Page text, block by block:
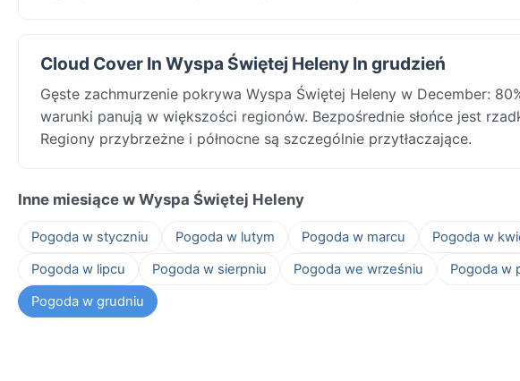
Cloud Cover In Wyspa Świętej Heleny In grudzień
Gęste zachmurzenie pokrywa Wyspa Świętej Heleny w December:
warunki panują w większości regionów. Bezpośrednie słońce jest
Regiony przybrzeżne i północne są szczególnie przytłaczające.
Inne miesiące w Wyspa Świętej Heleny
Pogoda w styczniu Pogoda w lutym Pogoda w marcu Pogoda w
Pogoda w lipcu
Pogoda w sierpniu Pogoda we wrześniu Pogoda w
Pogoda w grudniu